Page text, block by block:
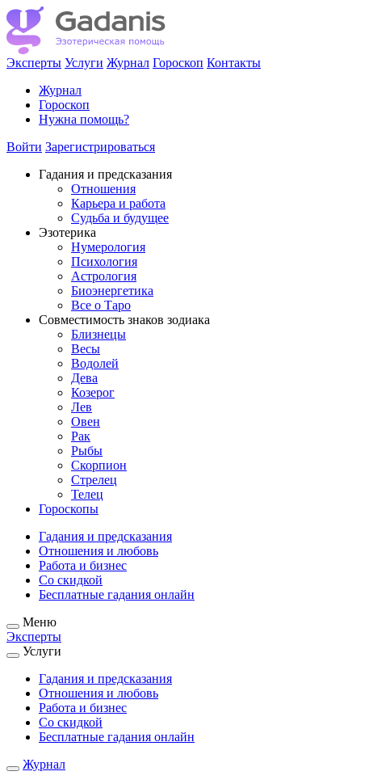
Эксперты Услуги Журнал Гороскоп Контакты
Журнал
Гороскоп
Нужна помощь?
Войти Зарегистрироваться
Гадания и предсказания
Отношения
Карьера и работа
Cудьба и будущее
Эзотерика
Нумерология
Психология
Астрология
Биоэнергетика
Все о Таро
Совместимость знаков зодиака
Близнецы
Весы
Водолей
Дева
Козерог
Лев
Овен
Рак
Рыбы
Скорпион
Стрелец
Телец
Гороскопы
Гадания и предсказания
Отношения и любовь
Работа и бизнес
Со скидкой
Бесплатные гадания онлайн
Меню
Эксперты
Услуги
Гадания и предсказания
Отношения и любовь
Работа и бизнес
Со скидкой
Бесплатные гадания онлайн
Журнал